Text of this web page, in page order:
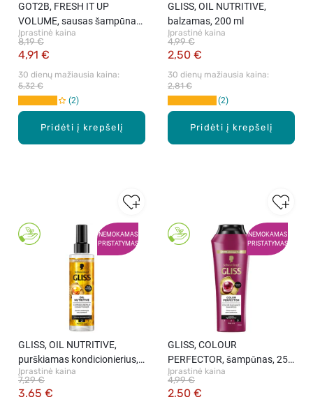
Pridėti į krepšelį
GOT2B, FRESH IT UP
VOLUME, sausas šampūnas,
200 ml
Įprastinė kaina
4,91 €
8,19 €
30 dienų mažiausia kaina:
5,32 €
2
Pridėti į krepšelį
GLISS, OIL NUTRITIVE,
balzamas, 200 ml
Įprastinė kaina
2,50 €
4,99 €
30 dienų mažiausia kaina:
2,81 €
2
NEMOKAMAS
PRISTATYMAS
GLISS, OIL NUTRITIVE,
purškiamas kondicionierius,
200 ml
Įprastinė kaina
3,65 €
7,29 €
NEMOKAMAS
PRISTATYMAS
GLISS, COLOUR
PERFECTOR, šampūnas, 250
ml
Įprastinė kaina
2,50 €
4,99 €